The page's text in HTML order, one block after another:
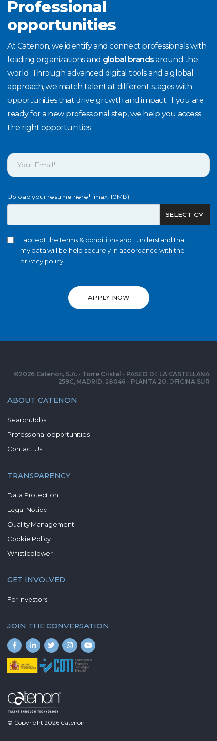
Professional
opportunities
At Catenon, we identify and connect professionals with
leading organizations and global brands around the
world. Through advanced digital tools and a global
approach, we match talent at different stages with
opportunities that drive growth and impact. If you are
ready for a new professional step, we help you access
the right opportunities.
Upload your resume here* (max. 10MB)
SELECT CV
I accept theterms & conditions and I understand that
my data will be held securely in accordance with the
privacy policy
APPLY NOW
© Copyright 2026 Catenon
ABOUT CATENON
Search Jobs
Professional opportunities
Contact Us
TRANSPARENCY
Data Protection
Legal Notice
Quality Management
Cookie Policy
Whistleblower
GET INVOLVED
For Investors
JOIN THE CONVERSATION
©2026 Catenon, S.A. - Torre Cristal - PASEO DE LA CASTELLANA
259C, MADRID, 28046 - PLANTA 20, OFICINA SUR